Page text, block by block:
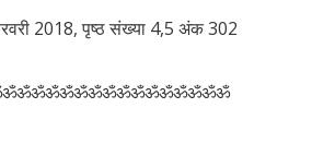
2018, पृष्ठ संख्या 4,5 अंक 302